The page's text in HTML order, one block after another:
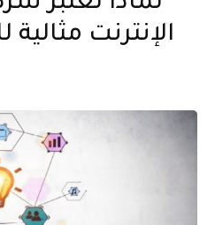
الإنترنت مثالية